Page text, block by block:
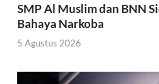
SMP Al Muslim dan BNN
Bahaya Narkoba
5 Agustus 2026